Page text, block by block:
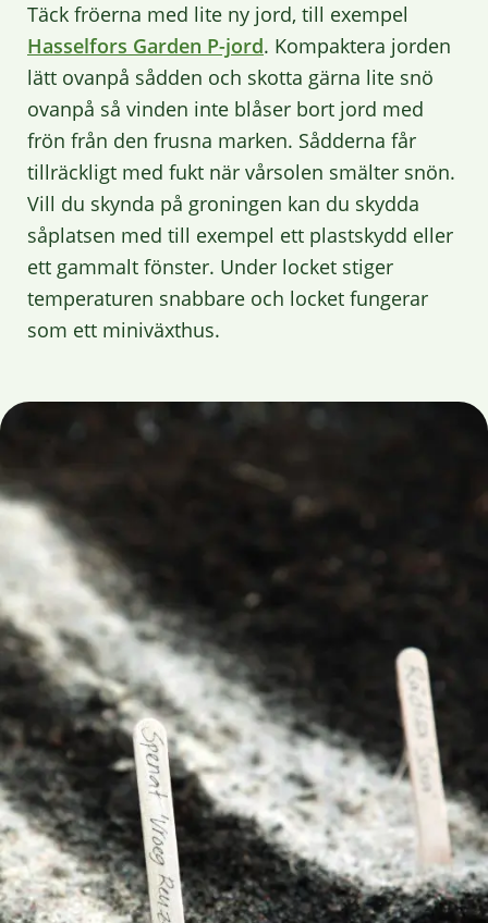
Täck fröerna med lite ny jord, till exempel
Hasselfors Garden P-jord. Kompaktera jorden
lätt ovanpå sådden och skotta gärna lite snö
ovanpå så vinden inte blåser bort jord med
frön från den frusna marken. Sådderna får
tillräckligt med fukt när vårsolen smälter snön.
Vill du skynda på groningen kan du skydda
såplatsen med till exempel ett plastskydd eller
ett gammalt fönster. Under locket stiger
temperaturen snabbare och locket fungerar
som ett miniväxthus.